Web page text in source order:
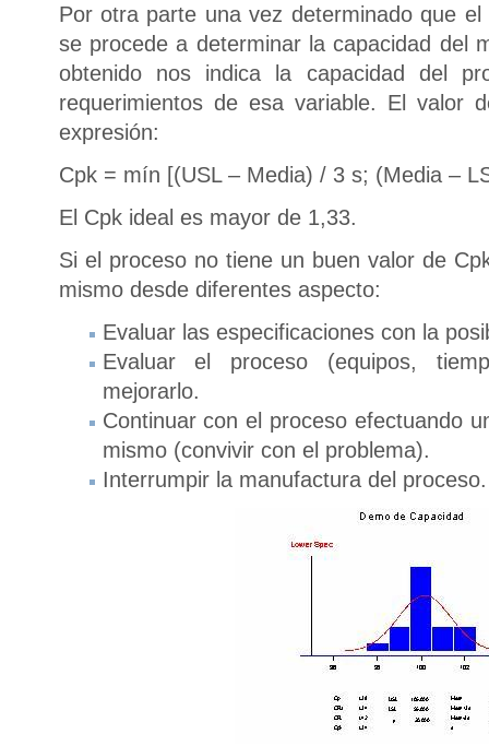
Por otra parte una vez determinado que
se procede a determinar la capacidad del
obtenido nos indica la capacidad del
requerimientos de esa variable. El valor
expresión:
Cpk = mín [(USL – Media) / 3 s; (Media –
El Cpk ideal es mayor de 1,33.
Si el proceso no tiene un buen valor de
mismo desde diferentes aspecto:
Evaluar las especificaciones con la
Evaluar el proceso (equipos,
mejorarlo.
Continuar con el proceso efectuando
mismo (convivir con el problema).
Interrumpir la manufactura del proceso.